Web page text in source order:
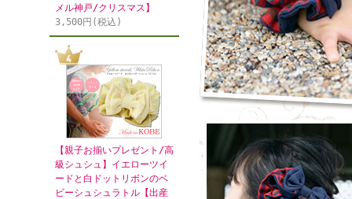
メル神戸/クリスマス】
3,500円(税込)
【親子お揃いプレゼント/高
級シュシュ】イエローツイ
ードと白ドットリボンのベ
ビーシュシュラトル【出産